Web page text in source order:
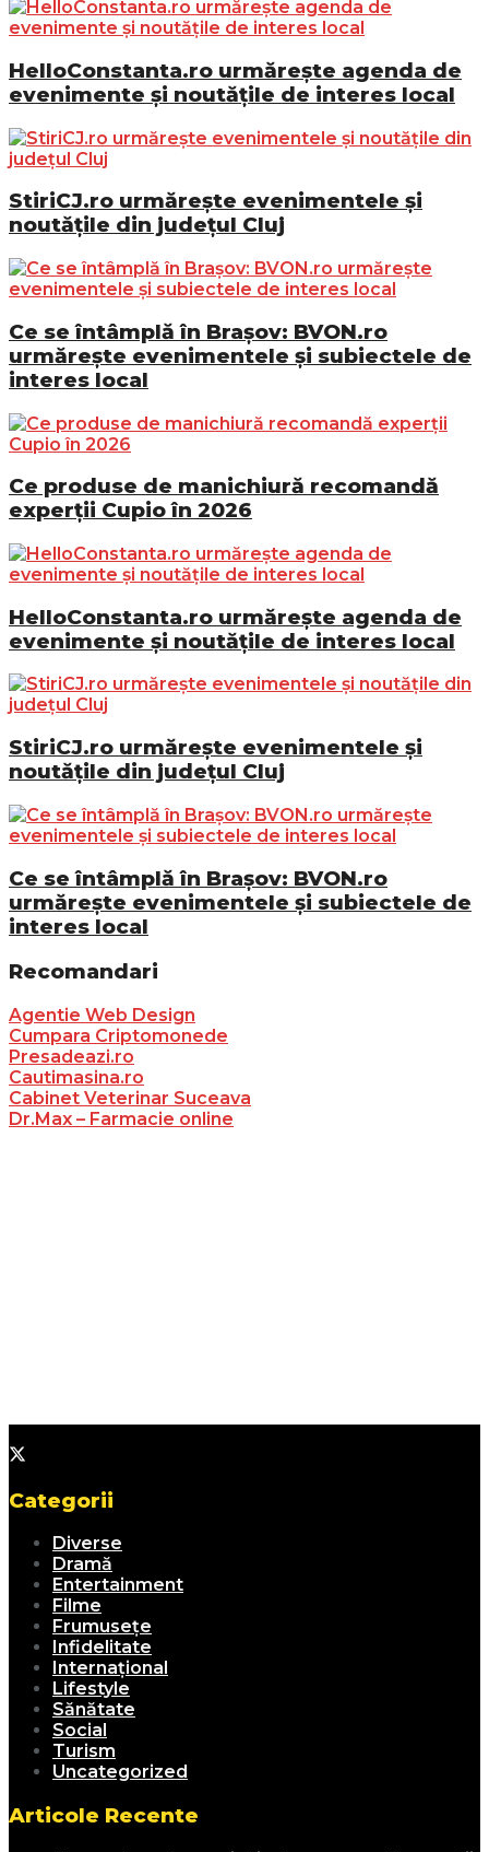
HelloConstanta.ro urmărește agenda de
evenimente și noutățile de interes local
StiriCJ.ro urmărește evenimentele și
noutățile din județul Cluj
Ce se întâmplă în Brașov: BVON.ro
urmărește evenimentele și subiectele de
interes local
Ce produse de manichiură recomandă
experții Cupio în 2026
HelloConstanta.ro urmărește agenda de
evenimente și noutățile de interes local
StiriCJ.ro urmărește evenimentele și
noutățile din județul Cluj
Ce se întâmplă în Brașov: BVON.ro
urmărește evenimentele și subiectele de
interes local
Recomandari
Agentie Web Design
Cumpara Criptomonede
Presadeazi.ro
Cautimasina.ro
Cabinet Veterinar Suceava
Dr.Max – Farmacie online
Categorii
Diverse
Dramă
Entertainment
Filme
Frumusețe
Infidelitate
Internațional
Lifestyle
Sănătate
Social
Turism
Uncategorized
Articole Recente